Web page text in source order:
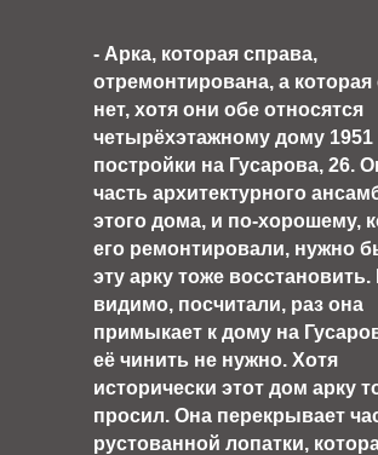
- Арка, которая справа,
отремонтирована, а которая
нет, хотя они обе относятся
четырёхэтажному дому 1951
постройки на Гусарова, 26.
часть архитектурного
этого дома, и по-хорошему,
его ремонтировали, нужно
эту арку тоже восстановить.
видимо, посчитали, раз она
примыкает к дому на
её чинить не нужно. Хотя
исторически этот дом арку
просил. Она перекрывает
рустованной лопатки,